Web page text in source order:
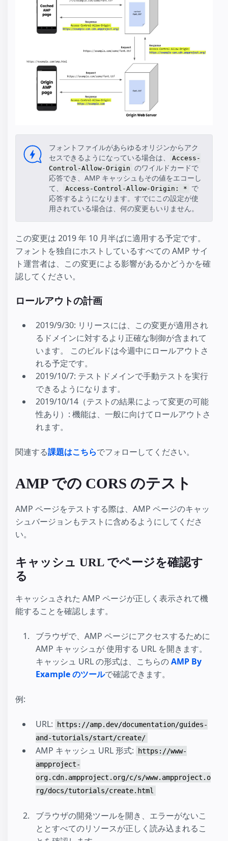
フォントファイルがあらゆるオリジンからアク
セスできるようになっている場合は、
Access-
Control-Allow-Origin のワイルドカードで
応答でき、AMP キャッシュもその値をエコーし
て、
Access-Control-Allow-Origin: *
で
応答するようになります。すでにこの設定が使
用されている場合は、何の変更もいりません。
この変更は 2019 年 10 月半ばに適用する予定です。
フォントを独自にホストしているすべての AMP サイ
ト運営者は、この変更による影響があるかどうかを確
認してください。
ロールアウトの計画
2019/9/30: リリースには、この変更が適用され
るドメインに対するより正確な制御が含まれて
います。 このビルドは今週中にロールアウトさ
れる予定です。
2019/10/7: テストドメインで手動テストを実行
できるようになります。
2019/10/14（テストの結果によって変更の可能
性あり）: 機能は、一般に向けてロールアウトさ
れます。
関連する課題はこちらでフォローしてください。
AMP での CORS のテスト
AMP ページをテストする際は、AMP ページのキャッ
シュバージョンもテストに含めるようにしてくださ
い。
キャッシュ URL でページを確認す
る
キャッシュされた AMP ページが正しく表示されて機
能することを確認します。
ブラウザで、AMP ページにアクセスするために
AMP キャッシュが 使用する URL を開きます。
キャッシュ URL の形式は、こちらのAMP By
Example のツールで確認できます。
例:
URL:
https://amp.dev/documentation/guides-
and-tutorials/start/create/
AMP キャッシュ URL 形式:
https://www-
ampproject-
org.cdn.ampproject.org/c/s/www.ampproject.o
rg/docs/tutorials/create.html
ブラウザの開発ツールを開き、エラーがないこ
ととすべてのリソースが正しく読み込まれるこ